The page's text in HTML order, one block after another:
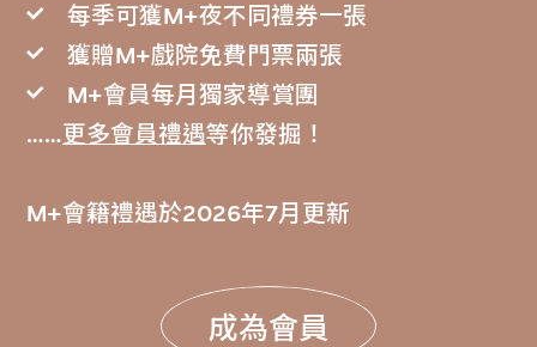
每季可獲M+夜不同禮券一張
獲贈M+戲院免費門票兩張
M+會員每月獨家導賞團
……更多會員禮遇等你發掘！
M+會籍禮遇於2026年7月更新
成為會員